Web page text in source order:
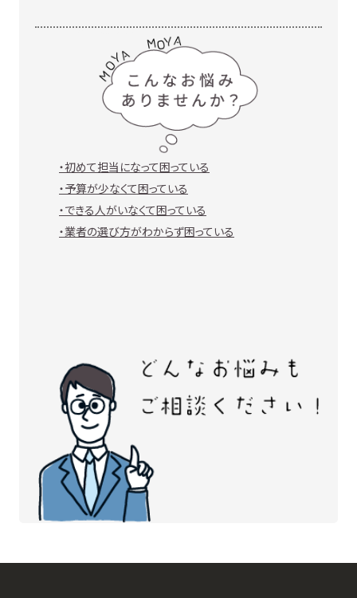
こんなお悩みありませんか？
・初めて担当になって困っている
・予算が少なくて困っている
・できる人がいなくて困っている
・業者の選び方がわからず困っている